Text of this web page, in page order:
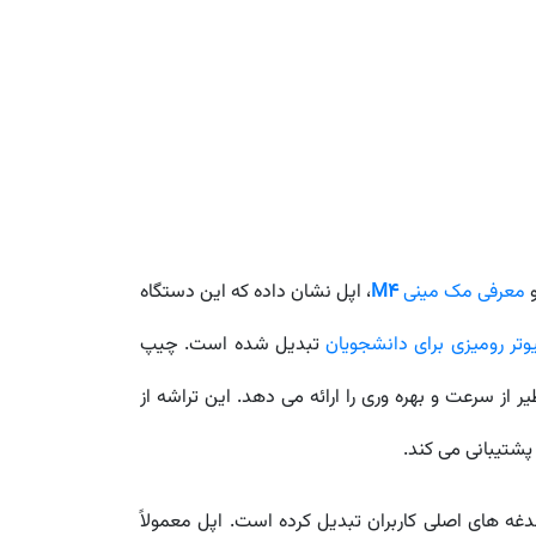
معرفی مک مینیM4، اپل نشان داده که این دستگاه
رومیزی برای دانشجویانتبدیل شده است. چیپ
می کند.
های اصلی کاربران تبدیل کرده است. اپل معمولاً